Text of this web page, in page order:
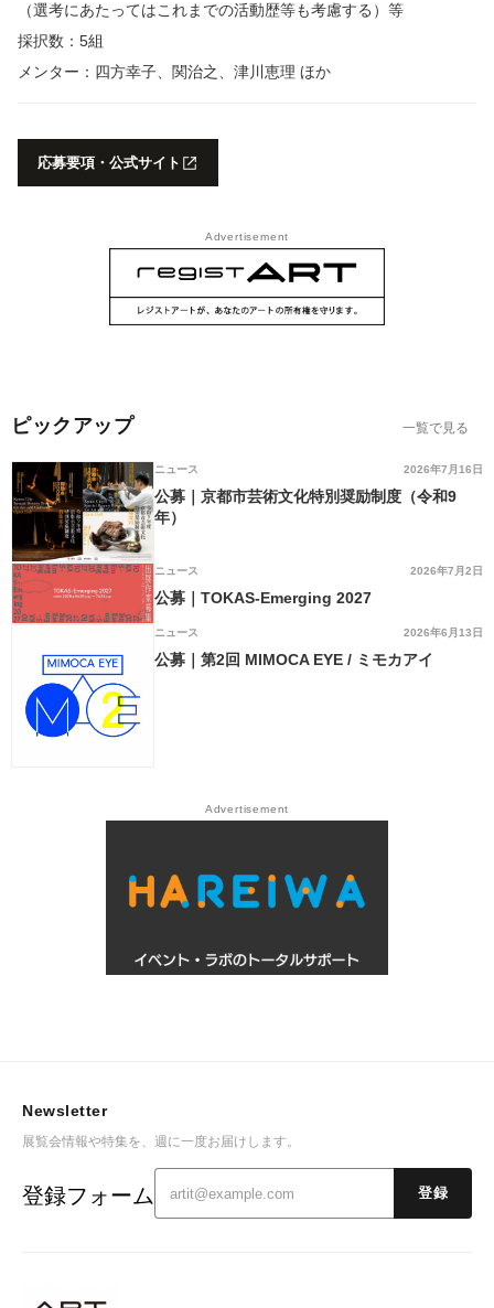
（選考にあたってはこれまでの活動歴等も考慮する）等
採択数：5組
メンター：四方幸子、関治之、津川恵理 ほか
応募要項・公式サイト
Advertisement
ピックアップ 一覧で見る
2026年7月16日
ニュース
公募｜京都市芸術文化特別奨励制度（令和9
年）
2026年7月2日
ニュース
公募｜TOKAS-Emerging 2027
2026年6月13日
ニュース
公募｜第2回 MIMOCA EYE / ミモカアイ
Advertisement
Newsletter
展覧会情報や特集を、週に一度お届けします。
登録フォーム 登録